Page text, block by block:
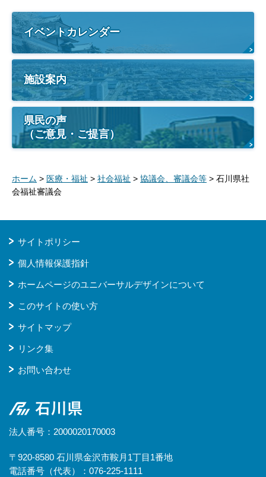
イベントカレンダー
施設案内
県民の声
（ご意見・ご提言）
ホーム > 医療・福祉 > 社会福祉 > 協議会、審議会等 > 石川県社
会福祉審議会
サイトポリシー
個人情報保護指針
ホームページのユニバーサルデザインについて
このサイトの使い方
サイトマップ
リンク集
お問い合わせ
石川県
法人番号：2000020170003
〒920-8580 石川県金沢市鞍月1丁目1番地
電話番号（代表）：076-225-1111